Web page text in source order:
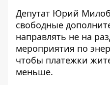
Депутат Юрий
свободные
направлять не на
мероприятия по
чтобы платежки
меньше.